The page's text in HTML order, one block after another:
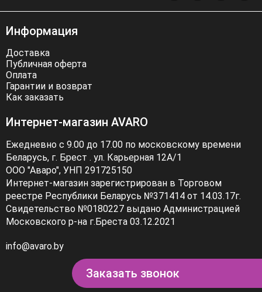
способ добавить изюминку в ваш наряд. Сумки,
шарфы, ремни и другие аксессуары помогут вам
создать гармоничный образ. В Avaro вы найдёте
аксессуары, которые подойдут к любому наряду.
Информация
Доставка
Публичная оферта
Оплата
Гарантии и возврат
Как заказать
Интернет-магазин AVARO
Ежедневно с 9.00 до 17.00 по московскому времени
Беларусь, г. Брест . ул. Карьерная 12А/1
ООО "Аваро", УНП 291725150
Интернет-магазин зарегистрирован в Торговом
реестре Республики Беларусь №371414 от 14.03.17г.
Свидетельство №0180227 выдано Администрацией
Московского р-на г.Бреста 03.12.2021
info@avaro.by
Заказать звонок